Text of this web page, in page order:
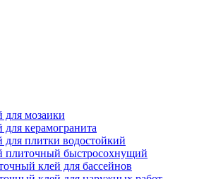
для мозаики
для керамогранита
для плитки водостойкий
плиточный быстросохнущий
клей для бассейнов